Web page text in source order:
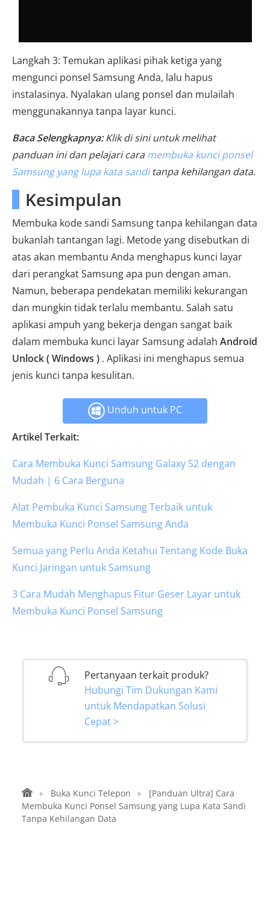
Langkah 3: Temukan aplikasi pihak ketiga yang
mengunci ponsel Samsung Anda, lalu hapus
instalasinya. Nyalakan ulang ponsel dan mulailah
menggunakannya tanpa layar kunci.
Baca Selengkapnya:Klik di sini untuk melihat
panduan ini dan pelajari caramembuka kunci ponsel
Samsung yang lupa kata sanditanpa kehilangan data.
Kesimpulan
Membuka kode sandi Samsung tanpa kehilangan data
bukanlah tantangan lagi. Metode yang disebutkan di
atas akan membantu Anda menghapus kunci layar
dari perangkat Samsung apa pun dengan aman.
Namun, beberapa pendekatan memiliki kekurangan
dan mungkin tidak terlalu membantu. Salah satu
aplikasi ampuh yang bekerja dengan sangat baik
dalam membuka kunci layar Samsung adalah Android
Unlock ( Windows ) . Aplikasi ini menghapus semua
jenis kunci tanpa kesulitan.
Unduh untuk PC
Artikel Terkait:
Cara Membuka Kunci Samsung Galaxy S2 dengan
Mudah | 6 Cara Berguna
Alat Pembuka Kunci Samsung Terbaik untuk
Membuka Kunci Ponsel Samsung Anda
Semua yang Perlu Anda Ketahui Tentang Kode Buka
Kunci Jaringan untuk Samsung
3 Cara Mudah Menghapus Fitur Geser Layar untuk
Membuka Kunci Ponsel Samsung
Pertanyaan terkait produk?
Hubungi Tim Dukungan Kami
untuk Mendapatkan Solusi
Cepat >
Buka Kunci Telepon
[Panduan Ultra] Cara
Membuka Kunci Ponsel Samsung yang Lupa Kata Sandi
Tanpa Kehilangan Data